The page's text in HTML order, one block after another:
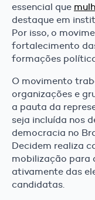
essencial que
destaque em
Por isso, o
fortalecimento
formações
O movimento
organizações e
a pauta da
seja incluída nos
democracia no
Decidem realiza
mobilização para
ativamente das
candidatas.